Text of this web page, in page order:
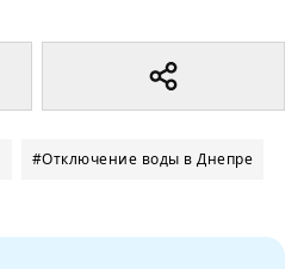
#Отключение воды в Днепре